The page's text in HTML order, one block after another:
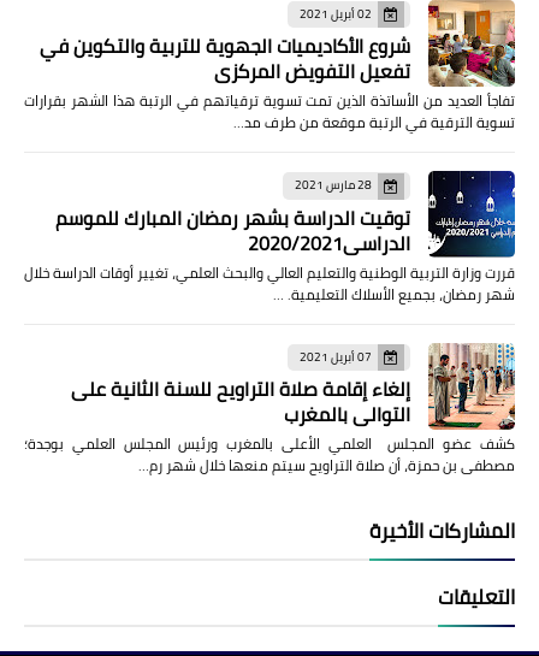
02 أبريل 2021
شروع الأكاديميات الجهوية للتربية والتكوين في
تفعيل التفويض المركزي
تفاجأ العديد من الأساتذة الذين تمت تسوية ترقياتهم في الرتبة هذا الشهر بقرارات
تسوية الترقية في الرتبة موقعة من طرف مد…
28 مارس 2021
توقيت الدراسة بشهر رمضان المبارك للموسم
الدراسي2020/2021
قررت وزارة التربية الوطنية والتعليم العالي والبحث العلمي، تغيير أوقات الدراسة خلال
شهر رمضان، بجميع الأسلاك التعليمية. …
07 أبريل 2021
إلغاء إقامة صلاة التراويح للسنة الثانية على
التوالي بالمغرب
كشف عضو المجلس العلمي الأعلى بالمغرب ورئيس المجلس العلمي بوجدة؛
مصطفى بن حمزة، أن صلاة التراويح سيتم منعها خلال شهر رم…
المشاركات الأخيرة
التعليقات